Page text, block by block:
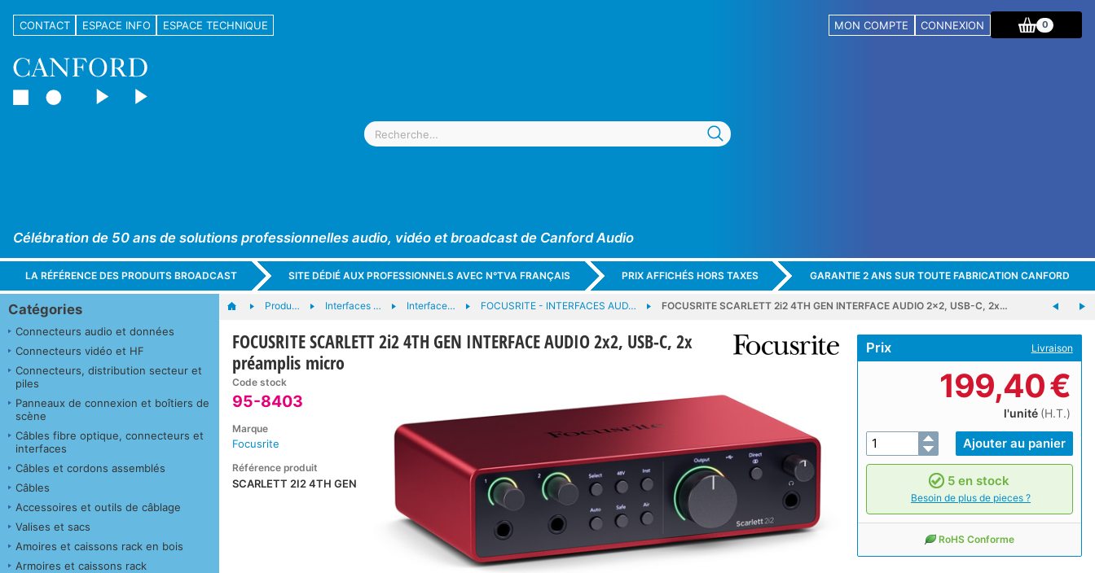
CONTACT ESPACE INFO ESPACE TECHNIQUE MON COMPTE CONNEXION 0
Célébration de 50 ans de solutions professionnelles audio, vidéo et broadcast de Canford Audio
LA RÉFÉRENCE DES PRODUITS BROADCAST SITE DÉDIÉ AUX PROFESSIONNELS AVEC N°TVA FRANÇAIS PRIX AFFICHÉS HORS TAXES GARANTIE 2 ANS SUR TOUTE FABRICATION CANFORD
Catégories
Connecteurs audio et données
Connecteurs vidéo et HF
Connecteurs, distribution secteur et
piles
Panneaux de connexion et boîtiers de
scène
Câbles fibre optique, connecteurs et
interfaces
Câbles et cordons assemblés
Câbles
Accessoires et outils de câblage
Valises et sacs
Amoires et caissons rack en bois
Armoires et caissons rack
Produ… Interfaces … Interface… FOCUSRITE - INTERFACES AUD… FOCUSRITE SCARLETT 2i2 4TH GEN INTERFACE AUDIO 2x2, USB-C, 2x…
FOCUSRITE SCARLETT 2i2 4TH GEN INTERFACE AUDIO 2x2, USB-C, 2x
préamplis micro
Code stock
95-8403
Marque
Focusrite
Référence produit
SCARLETT 2I2 4TH GEN
Prix Livraison
199,40€
l'unité (H.T.)
5 en stock
Besoin de plus de pieces ?
RoHS Conforme